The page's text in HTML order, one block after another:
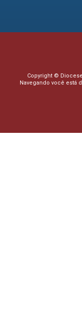
Copyright ©
Navegando você está